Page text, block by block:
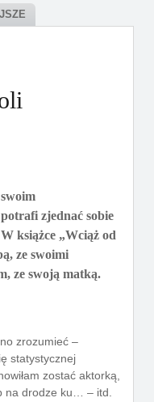
zjednać sobie
książce „Wciąż od
ze swoimi
ze swoją matką.
zrozumieć –
statystycznej
zostać aktorką,
na drodze ku… – itd.